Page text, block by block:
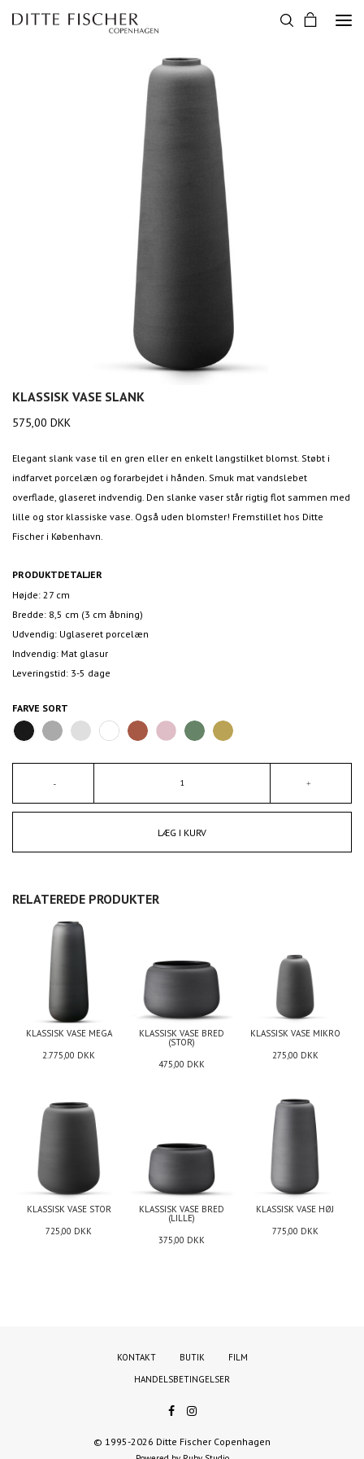
KLASSISK VASE SLANK
575,00 DKK
Elegant slank vase til en gren eller en enkelt langstilket blomst. Støbt i
indfarvet porcelæn og forarbejdet i hånden. Smuk mat vandslebet
overflade, glaseret indvendig. Den slanke vaser står rigtig flot sammen med
lille og stor klassiske vase. Også uden blomster! Fremstillet hos Ditte
Fischer i København.
PRODUKTDETALJER
Højde: 27 cm
Bredde: 8,5 cm (3 cm åbning)
Udvendig: Uglaseret porcelæn
Indvendig: Mat glasur
Leveringstid: 3-5 dage
FARVE SORT
LÆG I KURV
RELATEREDE PRODUKTER
KLASSISK VASE MEGA
2.775,00 DKK
KLASSISK VASE BRED
(STOR)
475,00 DKK
KLASSISK VASE MIKRO
275,00 DKK
KLASSISK VASE STOR
725,00 DKK
KLASSISK VASE BRED
(LILLE)
375,00 DKK
KLASSISK VASE HØJ
775,00 DKK
KONTAKT BUTIK
FILM
HANDELSBETINGELSER
© 1995-2026 Ditte Fischer Copenhagen